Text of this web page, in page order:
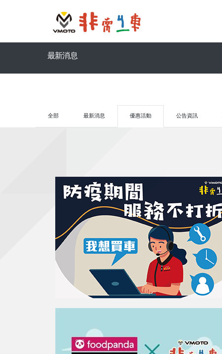
最新消息
全部 最新消息 優惠活動 公告資訊